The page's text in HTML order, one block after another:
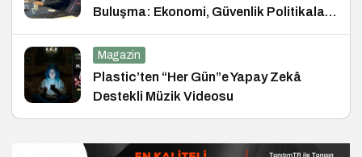
Buluşma: Ekonomi, Güvenlik Politikaları
ve Hukuk Konferansı
Magazin
Plastic’ten “Her Gün”e Yapay Zekâ
Destekli Müzik Videosu